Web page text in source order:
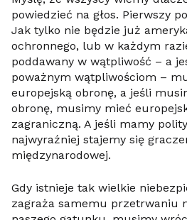
powiedzieć na głos. Pierwszy
Jak tylko nie będzie już
ochronnego, lub w każdym
poddawany w wątpliwość – a
poważnym wątpliwościom –
europejską obronę, a jeśli
obronę, musimy mieć
zagraniczną. A jeśli mamy
najwyraźniej stajemy się
międzynarodowej.
Gdy istnieje tak wielkie
zagraża samemu przetrwaniu